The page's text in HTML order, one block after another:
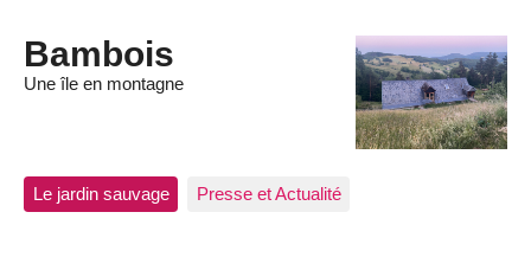
Bambois
Une île en montagne
Le jardin sauvage Presse et Actualité